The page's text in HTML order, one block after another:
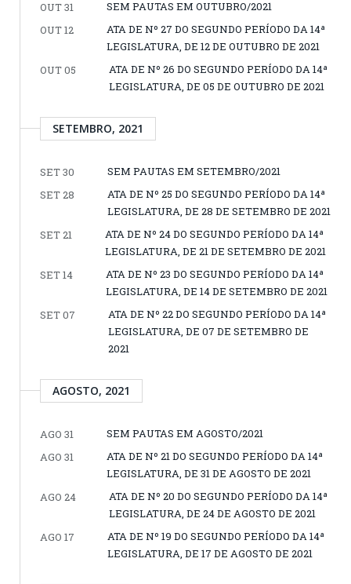
OUT 31
SEM PAUTAS EM OUTUBRO/2021
OUT 12
ATA DE Nº 27 DO SEGUNDO PERÍODO DA 14ª
LEGISLATURA, DE 12 DE OUTUBRO DE 2021
OUT 05
ATA DE Nº 26 DO SEGUNDO PERÍODO DA 14ª
LEGISLATURA, DE 05 DE OUTUBRO DE 2021
SETEMBRO, 2021
SET 30
SEM PAUTAS EM SETEMBRO/2021
SET 28
ATA DE Nº 25 DO SEGUNDO PERÍODO DA 14ª
LEGISLATURA, DE 28 DE SETEMBRO DE 2021
SET 21
ATA DE Nº 24 DO SEGUNDO PERÍODO DA 14ª
LEGISLATURA, DE 21 DE SETEMBRO DE 2021
SET 14
ATA DE Nº 23 DO SEGUNDO PERÍODO DA 14ª
LEGISLATURA, DE 14 DE SETEMBRO DE 2021
SET 07
ATA DE Nº 22 DO SEGUNDO PERÍODO DA 14ª
LEGISLATURA, DE 07 DE SETEMBRO DE
2021
AGOSTO, 2021
AGO 31
SEM PAUTAS EM AGOSTO/2021
AGO 31
ATA DE Nº 21 DO SEGUNDO PERÍODO DA 14ª
LEGISLATURA, DE 31 DE AGOSTO DE 2021
AGO 24
ATA DE Nº 20 DO SEGUNDO PERÍODO DA 14ª
LEGISLATURA, DE 24 DE AGOSTO DE 2021
AGO 17
ATA DE Nº 19 DO SEGUNDO PERÍODO DA 14ª
LEGISLATURA, DE 17 DE AGOSTO DE 2021